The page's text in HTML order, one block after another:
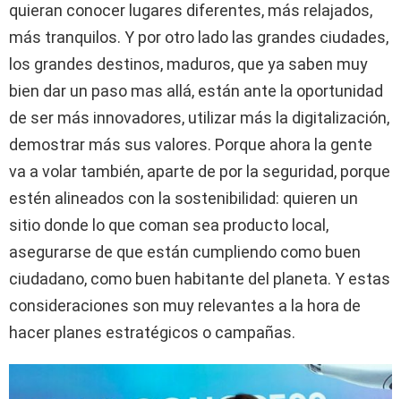
quieran conocer lugares diferentes, más relajados,
más tranquilos. Y por otro lado las grandes ciudades,
los grandes destinos, maduros, que ya saben muy
bien dar un paso mas allá, están ante la oportunidad
de ser más innovadores, utilizar más la digitalización,
demostrar más sus valores. Porque ahora la gente
va a volar también, aparte de por la seguridad, porque
estén alineados con la sostenibilidad: quieren un
sitio donde lo que coman sea producto local,
asegurarse de que están cumpliendo como buen
ciudadano, como buen habitante del planeta. Y estas
consideraciones son muy relevantes a la hora de
hacer planes estratégicos o campañas.